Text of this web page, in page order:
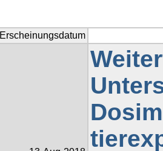
Erscheinungsdatum